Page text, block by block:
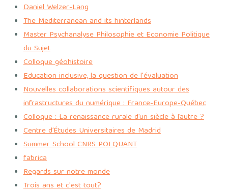
Daniel Welzer-Lang
The Mediterranean and its hinterlands
Master Psychanalyse Philosophie et Economie Politique
du Sujet
Colloque géohistoire
Education inclusive, la question de l'évaluation
Nouvelles collaborations scientifiques autour des
infrastructures du numérique : France-Europe-Québec
Colloque : La renaissance rurale d’un siècle à l’autre ?
Centre d’Études Universitaires de Madrid
Summer School CNRS POLQUANT
fabrica
Regards sur notre monde
Trois ans et c'est tout?